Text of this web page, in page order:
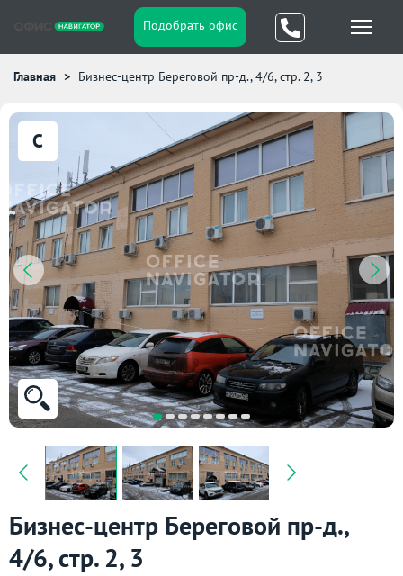
Подобрать офис
Главная Бизнес-центр Береговой пр-д., 4/6, стр. 2, 3
C
Бизнес-центр Береговой пр-д.,
4/6, стр. 2, 3